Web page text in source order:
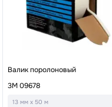
Валик поролоновый
3M 09678
13 мм x 50 м